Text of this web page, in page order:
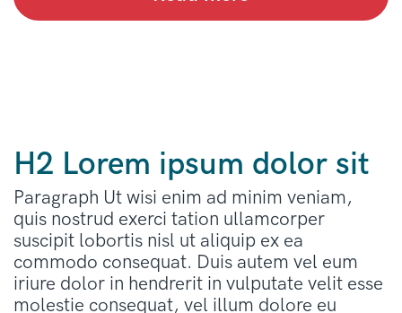
H2 Lorem ipsum dolor sit
Paragraph Ut wisi enim ad minim veniam,
quis nostrud exerci tation ullamcorper
suscipit lobortis nisl ut aliquip ex ea
commodo consequat. Duis autem vel eum
iriure dolor in hendrerit in vulputate velit esse
molestie consequat, vel illum dolore eu